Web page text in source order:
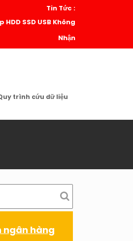
Tin Tức :
HDD SSD USB Không
Nhận
trình cứu dữ liệu
ngân hàng